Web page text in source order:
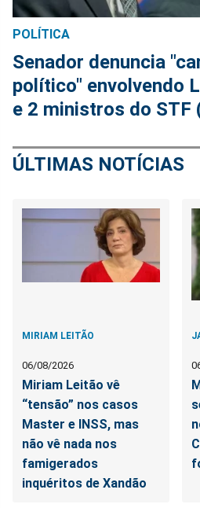
POLÍTICA
Senador denuncia
político" envolvendo
e 2 ministros do STF
ÚLTIMAS NOTÍCIAS
MIRIAM LEITÃO
06/08/2026
Miriam Leitão vê
“tensão” nos casos
Master e INSS, mas
não vê nada nos
famigerados
inquéritos de Xandão